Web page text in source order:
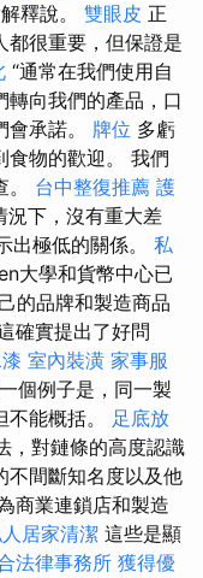
釋說。 雙眼皮 正
都很重要，但保證是
“通常在我們使用自
轉向我們的產品，口
承諾。 牌位 多虧
食物的歡迎。 我們
台中整復推薦 護
況下，沒有重大差
出極低的關係。 私
大學和貨幣中心已
的品牌和製造商品
確實提出了好問
室內裝潢 家事服
個例子是，同一製
能概括。 足底放
，對鏈條的高度認識
不間斷知名度以及他
商業連鎖店和製造
居家清潔 這些是顯
法律事務所 獲得優